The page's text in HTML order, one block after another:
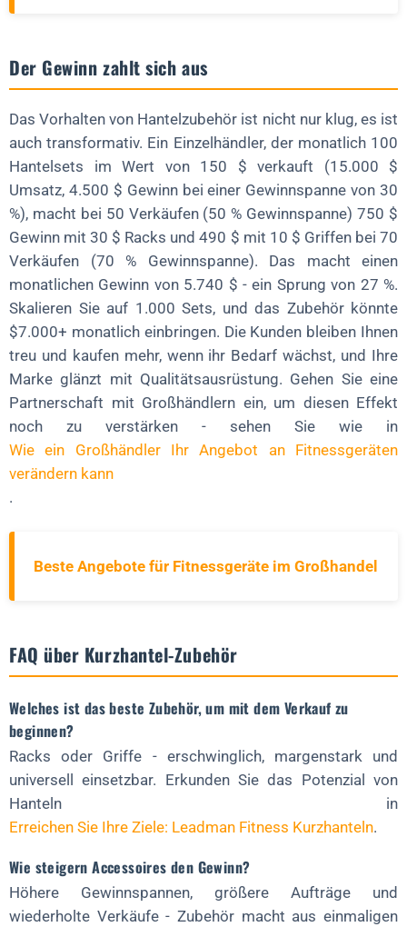
Der Gewinn zahlt sich aus
Das Vorhalten von Hantelzubehör ist nicht nur klug, es ist
auch transformativ. Ein Einzelhändler, der monatlich 100
Hantelsets im Wert von 150 $ verkauft (15.000 $
Umsatz, 4.500 $ Gewinn bei einer Gewinnspanne von 30
%), macht bei 50 Verkäufen (50 % Gewinnspanne) 750 $
Gewinn mit 30 $ Racks und 490 $ mit 10 $ Griffen bei 70
Verkäufen (70 % Gewinnspanne). Das macht einen
monatlichen Gewinn von 5.740 $ - ein Sprung von 27 %.
Skalieren Sie auf 1.000 Sets, und das Zubehör könnte
$7.000+ monatlich einbringen. Die Kunden bleiben Ihnen
treu und kaufen mehr, wenn ihr Bedarf wächst, und Ihre
Marke glänzt mit Qualitätsausrüstung. Gehen Sie eine
Partnerschaft mit Großhändlern ein, um diesen Effekt
noch zu verstärken - sehen Sie wie in
Wie ein Großhändler Ihr Angebot an Fitnessgeräten
verändern kann
.
Beste Angebote für Fitnessgeräte im Großhandel
FAQ über Kurzhantel-Zubehör
Welches ist das beste Zubehör, um mit dem Verkauf zu
beginnen?
Racks oder Griffe - erschwinglich, margenstark und
universell einsetzbar. Erkunden Sie das Potenzial von
Hanteln in
Erreichen Sie Ihre Ziele: Leadman Fitness Kurzhanteln.
Wie steigern Accessoires den Gewinn?
Höhere Gewinnspannen, größere Aufträge und
wiederholte Verkäufe - Zubehör macht aus einmaligen